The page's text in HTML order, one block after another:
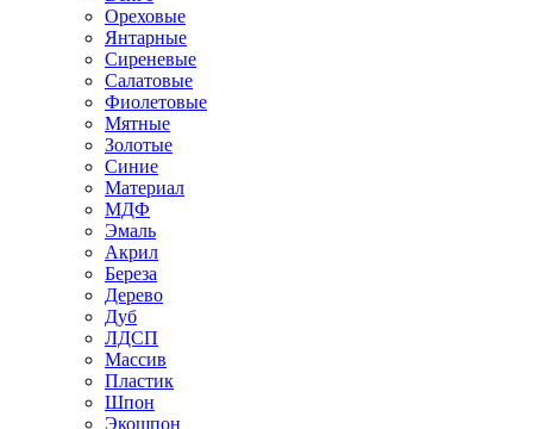
Ореховые
Янтарные
Сиреневые
Салатовые
Фиолетовые
Мятные
Золотые
Синие
Материал
МДФ
Эмаль
Акрил
Береза
Дерево
Дуб
ЛДСП
Массив
Пластик
Шпон
Экошпон